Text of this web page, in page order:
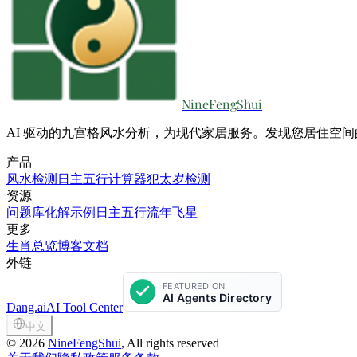
NineFengShui
AI 驱动的九宫格风水分析，为现代家居服务。发现您居住空间
产品
风水检测 日主五行计算器犯太岁检测
资源
问题库化解示例 日主五行流年飞星
更多
生肖总览博客文档
外链
Dang.aiAI Tool Center
中文
© 2026 NineFengShui, All rights reserved